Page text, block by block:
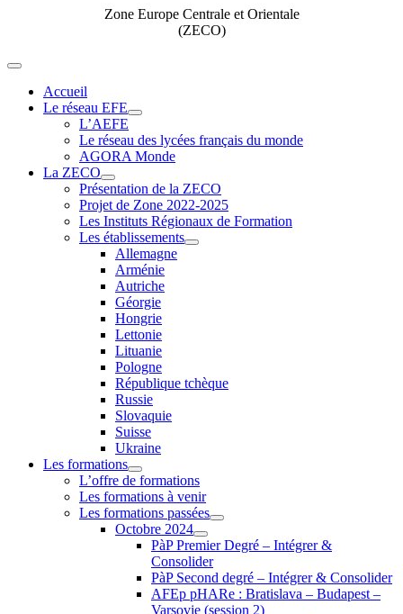
Zone Europe Centrale et Orientale
(ZECO)
Toggle
NavigationAccueil
Le réseau EFE
L’AEFE
Le réseau des lycées français du monde
AGORA Monde
La ZECO
Présentation de la ZECO
Projet de Zone 2022-2025
Les Instituts Régionaux de Formation
Les établissements
Allemagne
Arménie
Autriche
Géorgie
Hongrie
Lettonie
Lituanie
Pologne
République tchèque
Russie
Slovaquie
Suisse
Ukraine
Les formations
L’offre de formations
Les formations à venir
Les formations passées
Octobre 2024
PàP Premier Degré – Intégrer &
Consolider
PàP Second degré – Intégrer & Consolider
AFEp pHARe : Bratislava – Budapest –
Varsovie (session 2)